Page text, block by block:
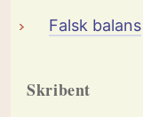
Falsk balans
Skribent